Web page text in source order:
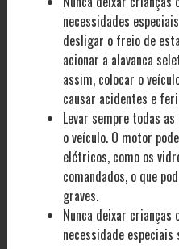
necessidades
desligar o freio de
acionar a alavanca
assim, colocar o
causar acidentes e
Levar sempre todas
o veículo. O motor
elétricos, como os
comandados, o que
graves.
Nunca deixar crianças
necessidade especiais